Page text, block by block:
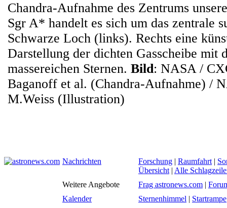
Chandra-Aufnahme des Zentrums
Sgr A* handelt es sich um das zentrale
Schwarze Loch (links). Rechts eine
Darstellung der dichten Gasscheibe mit
massereichen Sternen. Bild: NASA /
Baganoff et al. (Chandra-Aufnahme) /
M.Weiss (Illustration)
Nachrichten Forschung | Raumfahrt |
Übersicht | Alle
Weitere Angebote
Frag astronews.com |
Kalender
Sternenhimmel | Startrampe